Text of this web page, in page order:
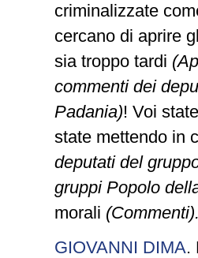
criminalizzate
cercano di aprire
sia troppo tardi
commenti dei
Padania)! Voi
state mettendo in
deputati del
gruppi Popolo
morali
GIOVANNI DIMA.